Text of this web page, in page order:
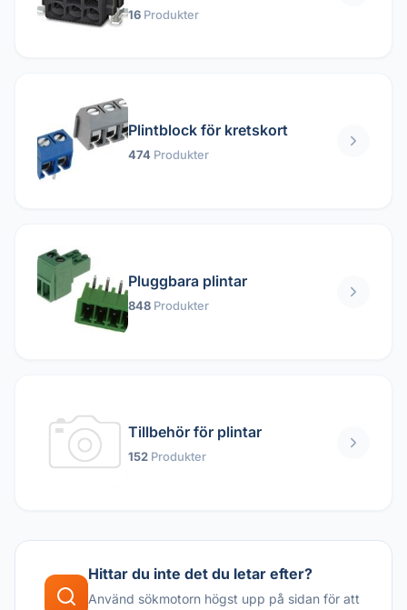
16 Produkter
Plintblock för kretskort
474 Produkter
Pluggbara plintar
848 Produkter
Tillbehör för plintar
152 Produkter
Hittar du inte det du letar efter?
Använd sökmotorn högst upp på sidan för att